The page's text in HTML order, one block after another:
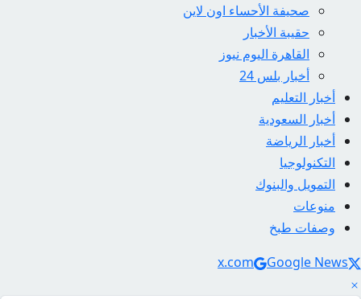
صحيفة الأحساء اون لاين
حقيبة الأخبار
القاهرة اليوم نيوز
أخبار بلس 24
أخبار التعليم
أخبار السعودية
أخبار الرياضة
التكنولوجيا
التمويل والبنوك
منوعات
وصفات طبخ
Social Links
x.com Google News